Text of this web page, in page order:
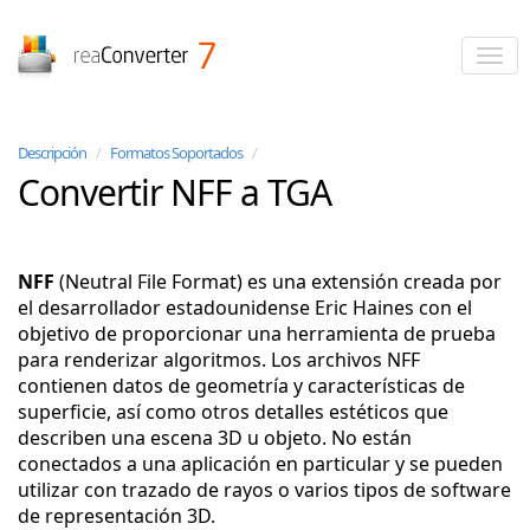
Descripción / Formatos Soportados /
Convertir NFF a TGA
NFF (Neutral File Format) es una extensión creada por
el desarrollador estadounidense Eric Haines con el
objetivo de proporcionar una herramienta de prueba
para renderizar algoritmos. Los archivos NFF
contienen datos de geometría y características de
superficie, así como otros detalles estéticos que
describen una escena 3D u objeto. No están
conectados a una aplicación en particular y se pueden
utilizar con trazado de rayos o varios tipos de software
de representación 3D.